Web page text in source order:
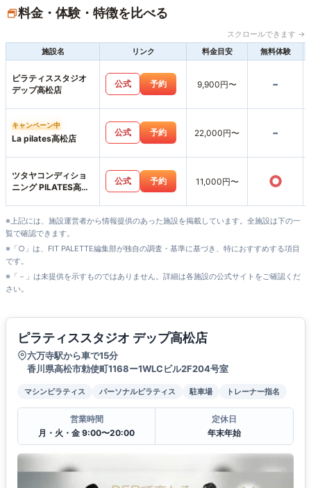
料金・体験・特徴を比べる
スクロールできます →
施設名
リンク 料金目安 無料体験
ピラティススタジオ
デップ高松店
公式 予約 9,900円〜 -
キャンペーン中
La pilates高松店
公式 予約 22,000円〜 -
ツタヤコンディショ
ニング PILATES高松
公式 予約 11,000円〜 ○
※上記には、施設運営者から情報提供のあった施設を掲載しています。全施設は下の一
覧で確認できます。
※「○」は、FIT PALETTE編集部が独自の調査・基準に基づき、特におすすめする項目
です。
※「－」は未提供を示すものではありません。詳細は各施設の公式サイトをご確認くだ
さい。
ピラティススタジオ デップ高松店
六万寺駅から車で15分
香川県高松市勅使町1168ー1WLCビル2F204号室
マシンピラティス パーソナルピラティス 駐車場 トレーナー指名
営業時間
月・火・金 9:00〜20:00
定休日
年末年始